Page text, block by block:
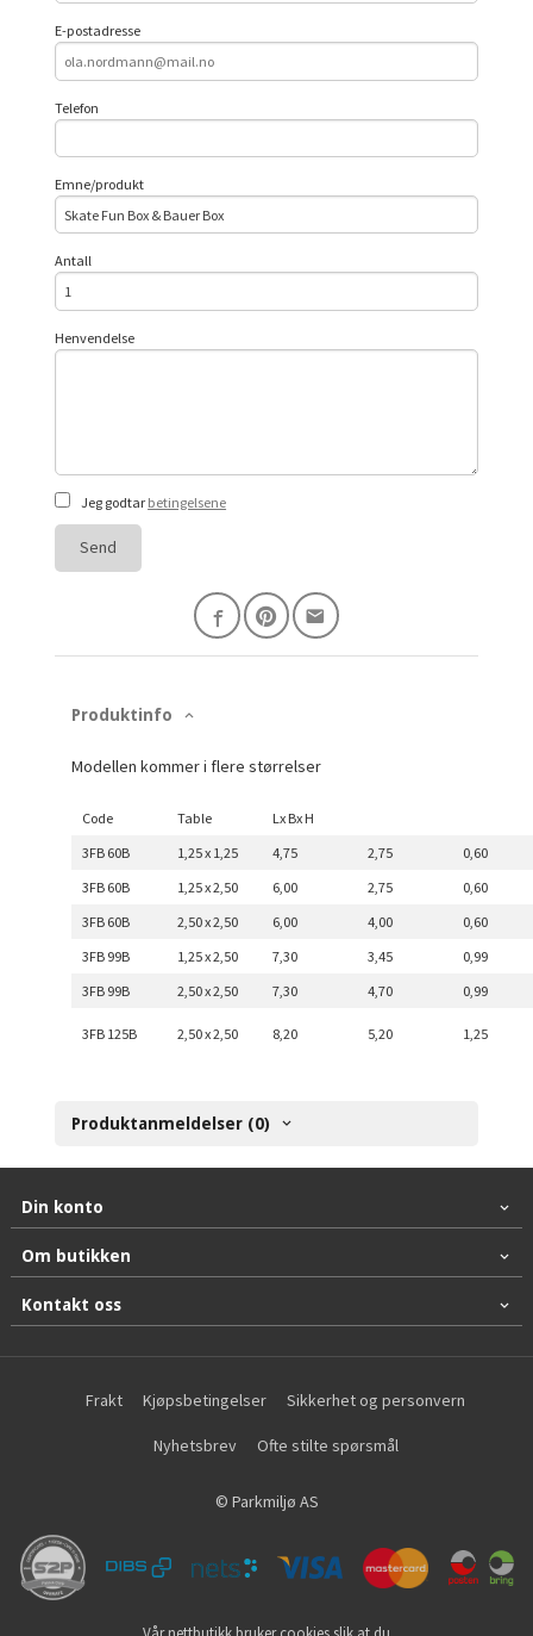
E-postadresse
Telefon
Emne/produkt
Antall
Henvendelse
Jeg godtar betingelsene
Send
Produktinfo
Modellen kommer i flere størrelser
Code Table
Lx Bx H
3FB 60B
1,25 x 1,25 4,75 2,75
0,60
3FB 60B
1,25 x 2,50 6,00 2,75
0,60
3FB 60B
2,50 x 2,50 6,00 4,00
0,60
3FB 99B
1,25 x 2,50 7,30 3,45
0,99
3FB 99B
2,50 x 2,50 7,30 4,70 0,99
3FB 125B 2,50 x 2,50 8,20 5,20 1,25
Produktanmeldelser (0)
Din konto
Om butikken
Kontakt oss
Frakt Kjøpsbetingelser Sikkerhet og personvern
Nyhetsbrev Ofte stilte spørsmål
© Parkmiljø AS